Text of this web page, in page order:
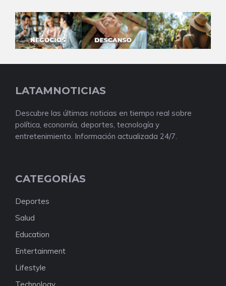
LATAMNOTICIAS
Descubre las últimas noticias en tiempo real sobre
política, economía, deportes, tecnología y
entretenimiento. Información actualizada 24/7.
CATEGORÍAS
Deportes
Salud
Education
Entertainment
Lifestyle